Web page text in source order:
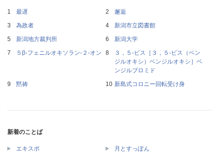
最遅
邂逅
為政者
新潟市立図書館
新潟地方裁判所
新潟大学
５β‐フェニルオキソラン‐２‐オン
３，５‐ビス［３，５‐ビス（ベン
ジルオキシ）ベンジルオキシ］ベ
ンジルブロミド
黙祷
新島式コロニー回転受け身
新着のことば
エキスポ 月とすっぽん